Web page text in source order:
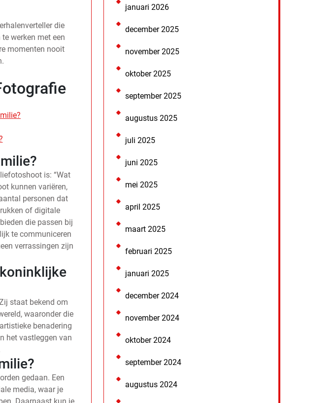
die
werken met een
momenten nooit
is: “Wat
kunnen variëren,
personen dat
of digitale
die passen bij
te communiceren
verrassingen zijn
staat bekend om
waaronder die
benadering
het vastleggen van
gedaan. Een
media, waar je
Daarnaast kun je
januari 2026
december 2025
november 2025
oktober 2025
september 2025
augustus 2025
juli 2025
juni 2025
mei 2025
april 2025
maart 2025
februari 2025
januari 2025
december 2024
november 2024
oktober 2024
september 2024
augustus 2024